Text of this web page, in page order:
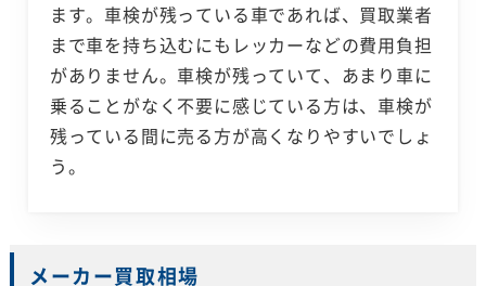
ます。車検が残っている車であれば、買取業者
まで車を持ち込むにもレッカーなどの費用負担
がありません。車検が残っていて、あまり車に
乗ることがなく不要に感じている方は、車検が
残っている間に売る方が高くなりやすいでしょ
う。
メーカー買取相場